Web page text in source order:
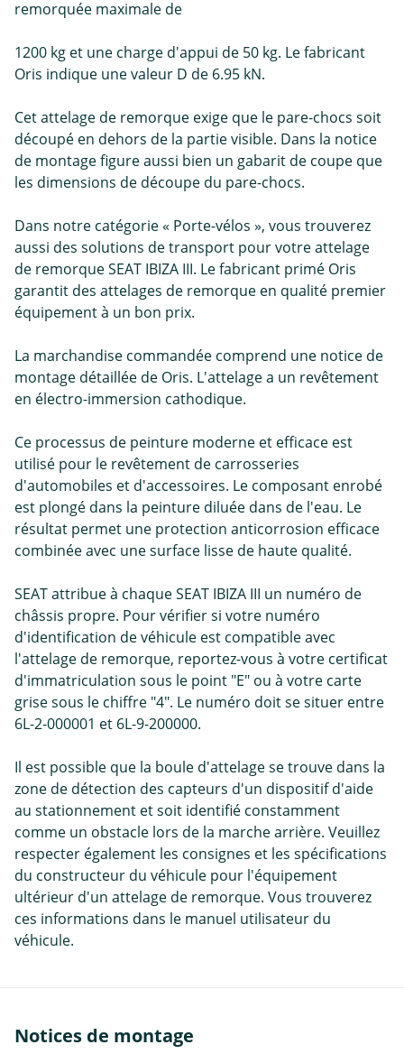
remorquée maximale de
1200 kg et une charge d'appui de 50 kg. Le fabricant
Oris indique une valeur D de 6.95 kN.
Cet attelage de remorque exige que le pare-chocs soit
découpé en dehors de la partie visible. Dans la notice
de montage figure aussi bien un gabarit de coupe que
les dimensions de découpe du pare-chocs.
Dans notre catégorie « Porte-vélos », vous trouverez
aussi des solutions de transport pour votre attelage
de remorque SEAT IBIZA III. Le fabricant primé Oris
garantit des attelages de remorque en qualité premier
équipement à un bon prix.
La marchandise commandée comprend une notice de
montage détaillée de Oris. L'attelage a un revêtement
en électro-immersion cathodique.
Ce processus de peinture moderne et efficace est
utilisé pour le revêtement de carrosseries
d'automobiles et d'accessoires. Le composant enrobé
est plongé dans la peinture diluée dans de l'eau. Le
résultat permet une protection anticorrosion efficace
combinée avec une surface lisse de haute qualité.
SEAT attribue à chaque SEAT IBIZA III un numéro de
châssis propre. Pour vérifier si votre numéro
d'identification de véhicule est compatible avec
l'attelage de remorque, reportez-vous à votre certificat
d'immatriculation sous le point "E" ou à votre carte
grise sous le chiffre "4". Le numéro doit se situer entre
6L-2-000001 et 6L-9-200000.
Il est possible que la boule d'attelage se trouve dans la
zone de détection des capteurs d'un dispositif d'aide
au stationnement et soit identifié constamment
comme un obstacle lors de la marche arrière. Veuillez
respecter également les consignes et les spécifications
du constructeur du véhicule pour l'équipement
ultérieur d'un attelage de remorque. Vous trouverez
ces informations dans le manuel utilisateur du
véhicule.
Notices de montage